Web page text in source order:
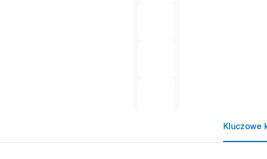
Kluczowe